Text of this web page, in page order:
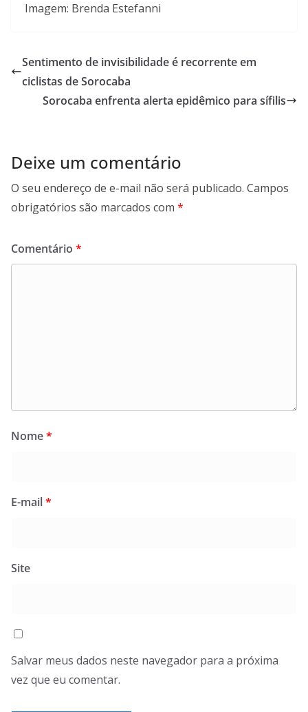
Imagem: Brenda Estefanni
Sentimento de invisibilidade é recorrente em
ciclistas de Sorocaba
Sorocaba enfrenta alerta epidêmico para sífilis
Deixe um comentário
O seu endereço de e-mail não será publicado. Campos
obrigatórios são marcados com *
Comentário *
Nome*
E-mail*
Site
Salvar meus dados neste navegador para a próxima
vez que eu comentar.